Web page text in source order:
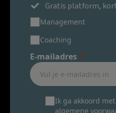
Gratis platform,
Management
Coaching
E-mailadres
Ik ga akkoord
algemene